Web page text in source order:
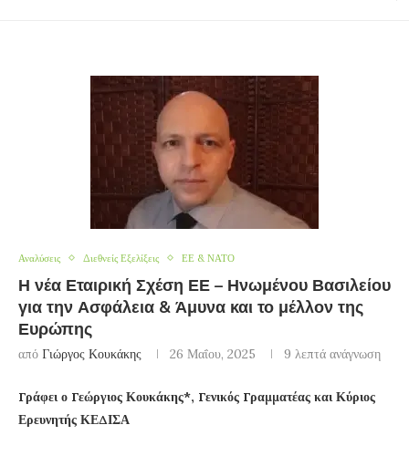
Αναλύσεις Διεθνείς Εξελίξεις ΕΕ & ΝΑΤΟ
Η νέα Εταιρική Σχέση ΕΕ – Ηνωμένου Βασιλείου
για την Ασφάλεια & Άμυνα και το μέλλον της
Ευρώπης
από Γιώργος Κουκάκης 26 Μαΐου, 2025 9 λεπτά ανάγνωση
Γράφει ο Γεώργιος Κουκάκης*, Γενικός Γραμματέας και Κύριος
Ερευνητής ΚΕΔΙΣΑ